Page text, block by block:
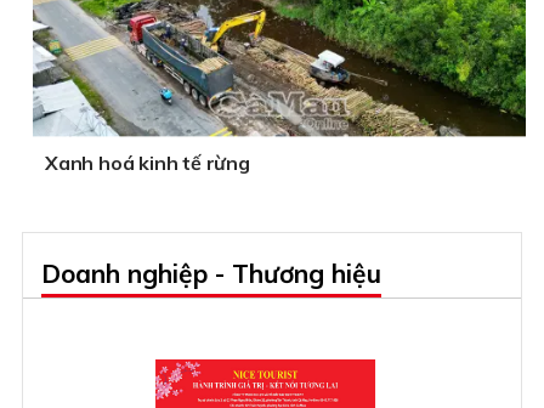
Xanh hoá kinh tế rừng
Doanh nghiệp - Thương hiệu